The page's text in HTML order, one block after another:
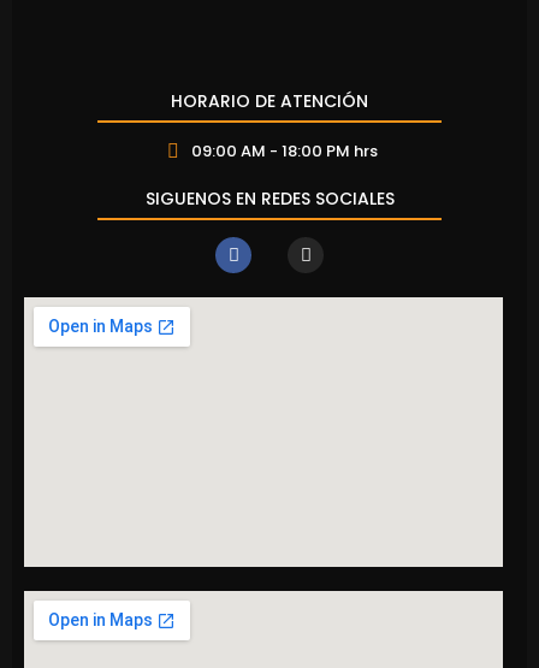
HORARIO DE ATENCIÓN
09:00 AM - 18:00 PM hrs
SIGUENOS EN REDES SOCIALES